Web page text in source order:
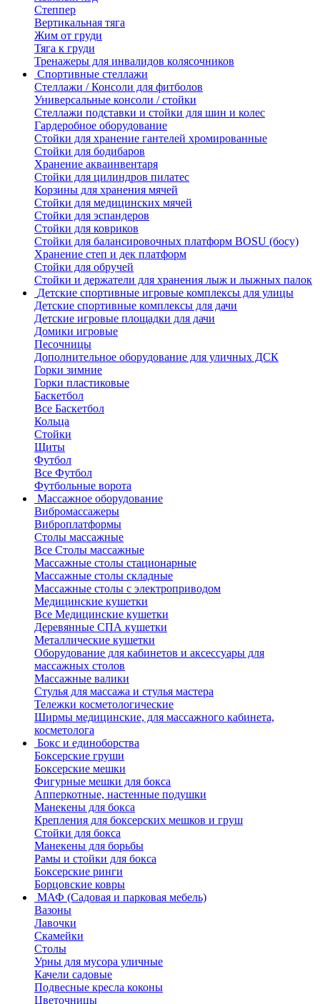
Степпер
Вертикальная тяга
Жим от груди
Тяга к груди
Тренажеры для инвалидов колясочников
Спортивные стеллажи
Стеллажи / Консоли для фитболов
Универсальные консоли / стойки
Стеллажи подставки и стойки для шин и колес
Гардеробное оборудование
Стойки для хранение гантелей хромированные
Стойки для бодибаров
Хранение акваинвентаря
Стойки для цилиндров пилатес
Корзины для хранения мячей
Стойки для медицинских мячей
Стойки для эспандеров
Стойки для ковриков
Стойки для балансировочных платформ BOSU (босу)
Хранение степ и дек платформ
Стойки для обручей
Стойки и держатели для хранения лыж и лыжных палок
Детские спортивные игровые комплексы для улицы
Детские спортивные комплексы для дачи
Детские игровые площадки для дачи
Домики игровые
Песочницы
Дополнительное оборудование для уличных ДСК
Горки зимние
Горки пластиковые
Баскетбол
Все Баскетбол
Кольца
Стойки
Щиты
Футбол
Все Футбол
Футбольные ворота
Массажное оборудование
Вибромассажеры
Виброплатформы
Столы массажные
Все Столы массажные
Массажные столы стационарные
Массажные столы складные
Массажные столы с электроприводом
Медицинские кушетки
Все Медицинские кушетки
Деревянные СПА кушетки
Металлические кушетки
Оборудование для кабинетов и аксессуары для
массажных столов
Массажные валики
Стулья для массажа и стулья мастера
Тележки косметологические
Ширмы медицинские, для массажного кабинета,
косметолога
Бокс и единоборства
Боксерские груши
Боксерские мешки
Фигурные мешки для бокса
Апперкотные, настенные подушки
Манекены для бокса
Крепления для боксерских мешков и груш
Стойки для бокса
Манекены для борьбы
Рамы и стойки для бокса
Боксерские ринги
Борцовские ковры
МАФ (Садовая и парковая мебель)
Вазоны
Лавочки
Скамейки
Столы
Урны для мусора уличные
Качели садовые
Подвесные кресла коконы
Цветочницы